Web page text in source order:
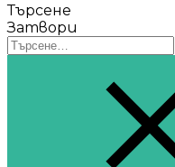
Търсене
Затвори
Търсене